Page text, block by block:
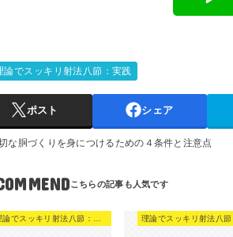
論でスッキリ射法八節：実践
ポスト シェア
な胴づくりを身につけるための４条件と注意点